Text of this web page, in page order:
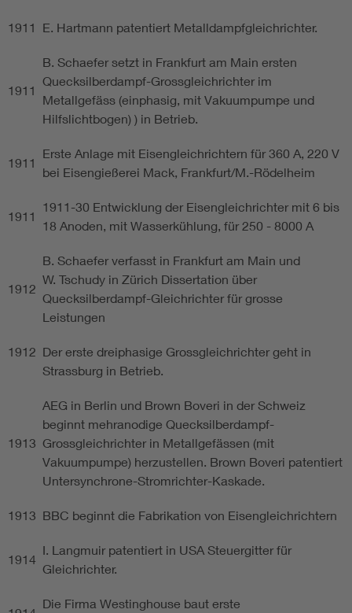
1911 E. Hartmann patentiert Metalldampfgleichrichter.
1911
B. Schaefer setzt in Frankfurt am Main ersten
Quecksilberdampf-Grossgleichrichter im
Metallgefäss (einphasig, mit Vakuumpumpe und
Hilfslichtbogen) ) in Betrieb.
1911
Erste Anlage mit Eisengleichrichtern für 360 A, 220 V
bei Eisengießerei Mack, Frankfurt/M.-Rödelheim
1911
1911-30 Entwicklung der Eisengleichrichter mit 6 bis
18 Anoden, mit Wasserkühlung, für 250 - 8000 A
1912
B. Schaefer verfasst in Frankfurt am Main und
W. Tschudy in Zürich Dissertation über
Quecksilberdampf-Gleichrichter für grosse
Leistungen
1912 Der erste dreiphasige Grossgleichrichter geht in
Strassburg in Betrieb.
1913
AEG in Berlin und Brown Boveri in der Schweiz
beginnt mehranodige Quecksilberdampf-
Grossgleichrichter in Metallgefässen (mit
Vakuumpumpe) herzustellen. Brown Boveri patentiert
Untersynchrone-Stromrichter-Kaskade.
1913 BBC beginnt die Fabrikation von Eisengleichrichtern
1914
I. Langmuir patentiert in USA Steuergitter für
Gleichrichter.
Die Firma Westinghouse baut erste